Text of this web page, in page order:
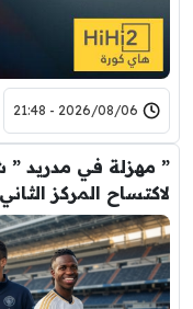
2026/08/06 - 21:48
” مهزلة في مدريد ”
لاكتساح المركز الثاني